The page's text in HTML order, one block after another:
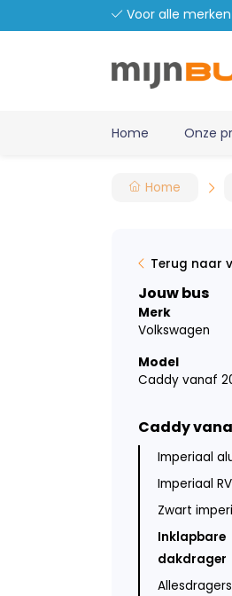
Voor alle merken
Home Onze
Home
Terug naar
Jouw bus
Merk
Volkswagen
Model
Caddy vanaf
Caddy
Imperiaal
Imperiaal
Zwart
Inklapbare
dakdrager
Allesdragers